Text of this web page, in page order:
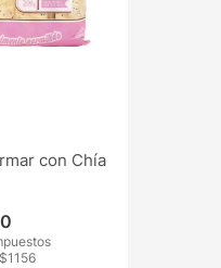
con Chía
1156